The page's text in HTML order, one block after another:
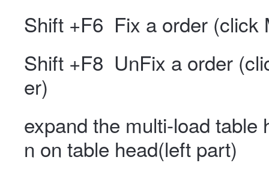
Shift +F6 Fix a order (click
Shift +F8 UnFix a order
er)
expand the multi-load
n on table head(left part)